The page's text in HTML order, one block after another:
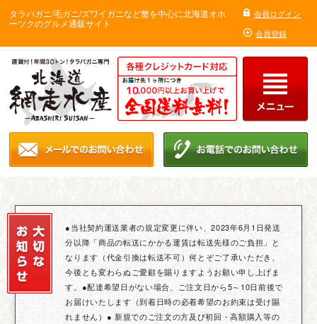
タラバガニ/毛ガニ/ズワイガニなど蟹を中心に北海道オホ
ーツクのグルメ通販サイト
会員ログイン
会員登録
●当社契約運送業者の規定変更に伴い、2023年6月1日発送
分以降「商品の転送にかかる運賃は転送先様のご負担」と
なります（代金引換は転送不可）何とぞご了承いただき、
今後とも変わらぬご愛顧を賜りますようお願い申し上げま
す。●配達希望日がない場合、ご注文日から5～10日前後で
お届けいたします（到着日時の必着希望のお約束は受け賜
れません）● 新規でのご注文の方及び初回・高額購入等の